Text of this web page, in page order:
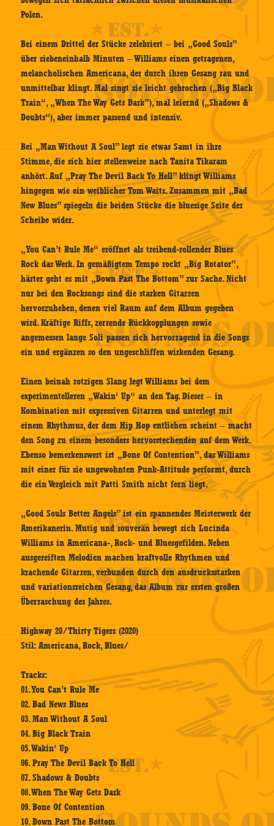
Polen.
Bei einem Drittel der Stücke zelebriert – bei „Good Souls”
über siebeneinhalb Minuten – Williams einen getragenen,
melancholischen Americana, der durch ihren Gesang rau und
unmittelbar klingt. Mal singt sie leicht gebrochen („Big Black
Train“, „When The Way Gets Dark”), mal leiernd („Shadows &
Doubts“), aber immer passend und intensiv.
Bei „Man Without A Soul” legt sie etwas Samt in ihre
Stimme, die sich hier stellenweise nach Tanita Tikaram
anhört. Auf „Pray The Devil Back To Hell” klingt Williams
hingegen wie ein weiblicher Tom Waits. Zusammen mit „Bad
New Blues” spiegeln die beiden Stücke die bluesige Seite der
Scheibe wider.
„You Can’t Rule Me“ eröffnet als treibend-rollender Blues
Rock das Werk. In gemäßigtem Tempo rockt „Big Rotator”,
härter geht es mit „Down Past The Bottom” zur Sache. Nicht
nur bei den Rocksongs sind die starken Gitarren
hervorzuheben, denen viel Raum auf dem Album gegeben
wird. Kräftige Riffs, zerrende Rückkopplungen sowie
angemessen lange Soli passen sich hervorragend in die Songs
ein und ergänzen so den ungeschliffen wirkenden Gesang.
Einen beinah rotzigen Slang legt Williams bei dem
experimentelleren „Wakin‘ Up“ an den Tag. Dieser – in
Kombination mit expressiven Gitarren und unterlegt mit
einem Rhythmus, der dem Hip Hop entliehen scheint – macht
den Song zu einem besonders hervorstechenden auf dem Werk.
Ebenso bemerkenswert ist „Bone Of Contention”, das Williams
mit einer für sie ungewohnten Punk-Attitude performt, durch
die ein Vergleich mit Patti Smith nicht fern liegt.
„Good Souls Better Angels” ist ein spannendes Meisterwerk der
Amerikanerin. Mutig und souverän bewegt sich Lucinda
Williams in Americana-, Rock- und Bluesgefilden. Neben
ausgereiften Melodien machen kraftvolle Rhythmen und
krachende Gitarren, verbunden durch den ausdrucksstarken
und variationsreichen Gesang, das Album zur ersten großen
Überraschung des Jahres.
Highway 20/Thirty Tigers (2020)
Stil: Americana, Rock, Blues/
Tracks:
01. You Can’t Rule Me
02. Bad News Blues
03. Man Without A Soul
04. Big Black Train
05. Wakin‘ Up
06. Pray The Devil Back To Hell
07. Shadows & Doubts
08. When The Way Gets Dark
09. Bone Of Contention
10. Down Past The Bottom